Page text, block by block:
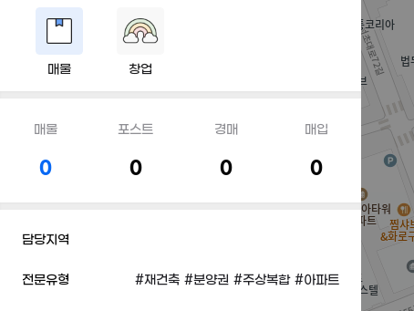
매물 창업
매물
0
포스트
0
경매
0
매입
0
담당지역
전문유형 #아파트
#주상복합
#분양권
#재건축